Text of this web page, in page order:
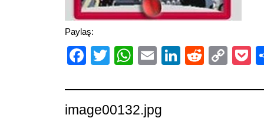
Paylaş:
Facebook
TwitterWhatsApp
EmailLinkedIn
Reddit
image00132.jpg